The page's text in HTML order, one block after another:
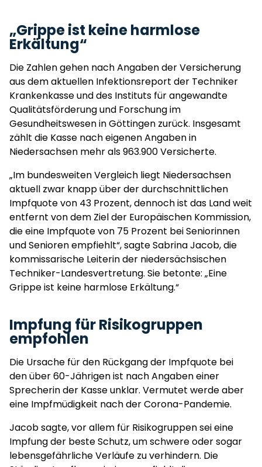
„Grippe ist keine harmlose
Erkältung“
Die Zahlen gehen nach Angaben der Versicherung
aus dem aktuellen Infektionsreport der Techniker
Krankenkasse und des Instituts für angewandte
Qualitätsförderung und Forschung im
Gesundheitswesen in Göttingen zurück. Insgesamt
zählt die Kasse nach eigenen Angaben in
Niedersachsen mehr als 963.900 Versicherte.
„Im bundesweiten Vergleich liegt Niedersachsen
aktuell zwar knapp über der durchschnittlichen
Impfquote von 43 Prozent, dennoch ist das Land weit
entfernt von dem Ziel der Europäischen Kommission,
die eine Impfquote von 75 Prozent bei Seniorinnen
und Senioren empfiehlt“, sagte Sabrina Jacob, die
kommissarische Leiterin der niedersächsischen
Techniker-Landesvertretung. Sie betonte: „Eine
Grippe ist keine harmlose Erkältung.“
Impfung für Risikogruppen
empfohlen
Die Ursache für den Rückgang der Impfquote bei
den über 60-Jährigen ist nach Angaben einer
Sprecherin der Kasse unklar. Vermutet werde aber
eine Impfmüdigkeit nach der Corona-Pandemie.
Jacob sagte, vor allem für Risikogruppen sei eine
Impfung der beste Schutz, um schwere oder sogar
lebensgefährliche Verläufe zu verhindern. Die